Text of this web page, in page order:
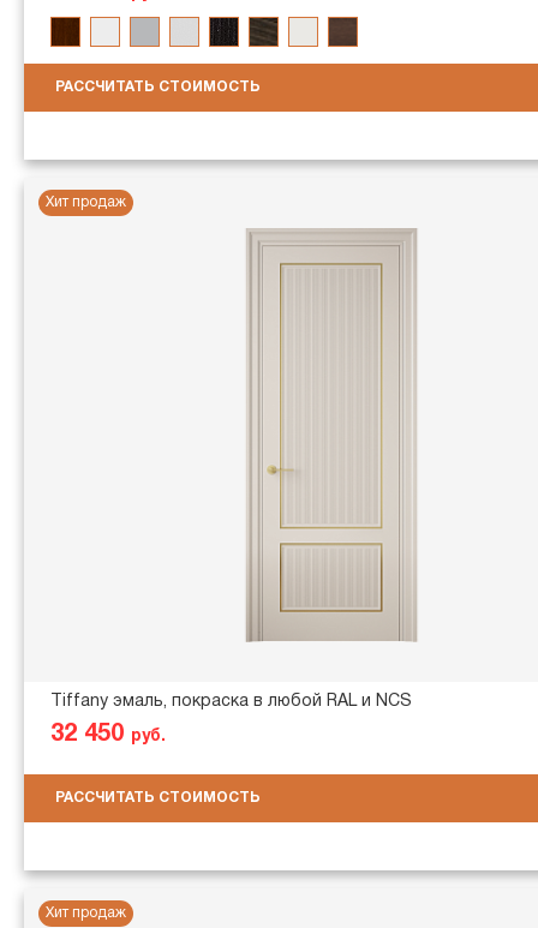
РАССЧИТАТЬ СТОИМОСТЬ
Хит продаж
Tiffany эмаль, покраска в любой RAL и NCS
32 450 руб.
РАССЧИТАТЬ СТОИМОСТЬ
Хит продаж